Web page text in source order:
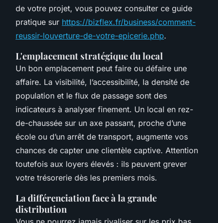
de votre projet, vous pouvez consulter ce guide
pratique sur https://bizflex.fr/business/comment-
reussir-louverture-de-votre-epicerie.php.
L'emplacement stratégique du local
Un bon emplacement peut faire ou défaire une
affaire. La visibilité, l’accessibilité, la densité de
population et le flux de passage sont des
indicateurs à analyser finement. Un local en rez-
de-chaussée sur un axe passant, proche d’une
école ou d’un arrêt de transport, augmente vos
chances de capter une clientèle captive. Attention
toutefois aux loyers élevés : ils peuvent grever
votre trésorerie dès les premiers mois.
La différenciation face à la grande
distribution